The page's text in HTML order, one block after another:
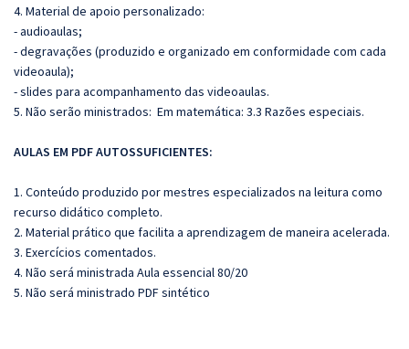
4. Material de apoio personalizado:
- audioaulas;
- degravações (produzido e organizado em conformidade com cada
videoaula);
- slides para acompanhamento das videoaulas.
5. Não serão ministrados: Em matemática: 3.3 Razões especiais.
AULAS EM PDF AUTOSSUFICIENTES:
1. Conteúdo produzido por mestres especializados na leitura como
recurso didático completo.
2. Material prático que facilita a aprendizagem de maneira acelerada.
3. Exercícios comentados.
4. Não será ministrada Aula essencial 80/20
5. Não será ministrado PDF sintético